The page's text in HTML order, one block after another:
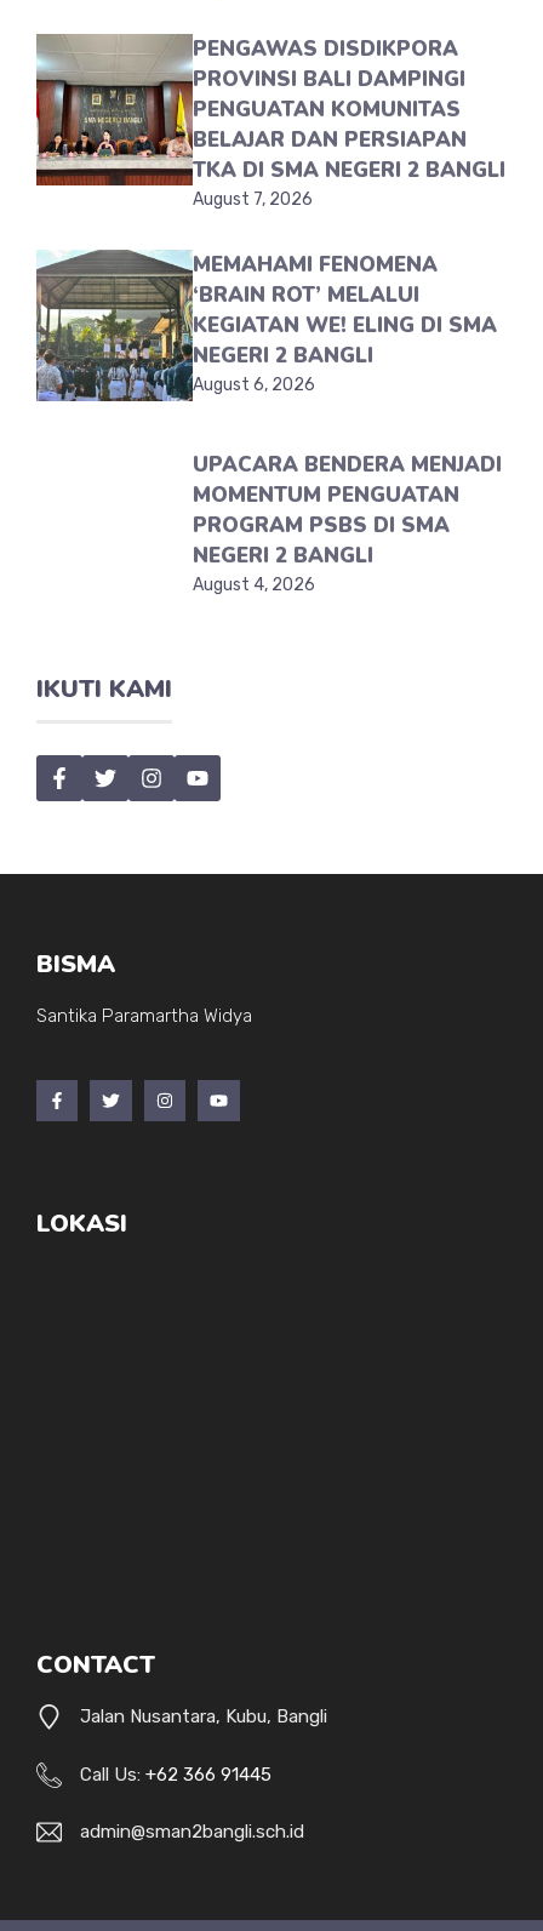
PENGAWAS DISDIKPORA
PROVINSI BALI DAMPINGI
PENGUATAN KOMUNITAS
BELAJAR DAN PERSIAPAN
TKA DI SMA NEGERI 2 BANGLI
August 7, 2026
MEMAHAMI FENOMENA
‘BRAIN ROT’ MELALUI
KEGIATAN WE! ELING DI SMA
NEGERI 2 BANGLI
August 6, 2026
UPACARA BENDERA MENJADI
MOMENTUM PENGUATAN
PROGRAM PSBS DI SMA
NEGERI 2 BANGLI
August 4, 2026
IKUTI KAMI
BISMA
Santika Paramartha Widya
LOKASI
CONTACT
Jalan Nusantara, Kubu, Bangli
Call Us: +62 366 91445
admin@sman2bangli.sch.id